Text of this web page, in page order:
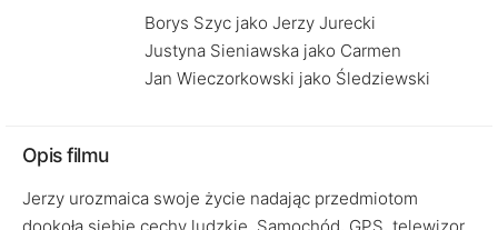
Borys Szyc jako Jerzy Jurecki
Justyna Sieniawska jako Carmen
Jan Wieczorkowski jako Śledziewski
Opis filmu
Jerzy urozmaica swoje życie nadając przedmiotom